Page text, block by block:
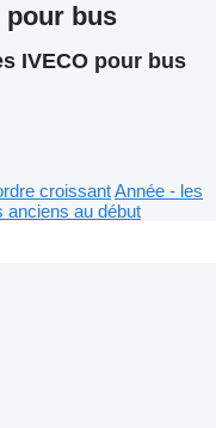
pour bus
IVECO pour bus
croissantAnnée - les
anciens au début